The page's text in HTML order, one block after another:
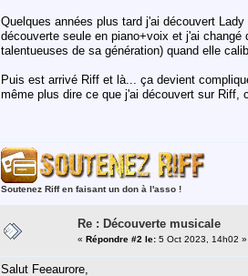
Quelques années plus tard j'ai découvert
découverte seule en piano+voix et j'ai
talentueuses de sa génération) quand elle
Puis est arrivé Riff et là... ça devient
même plus dire ce que j'ai découvert sur Riff,
Soutenez Riff en faisant un don à l'asso !
Re : Découverte musicale
« Répondre #2 le: 5 Oct 2023, 14h02 »
Salut Feeaurore,